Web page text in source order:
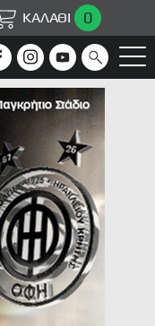
ΚΑΛΑΘΙ 0